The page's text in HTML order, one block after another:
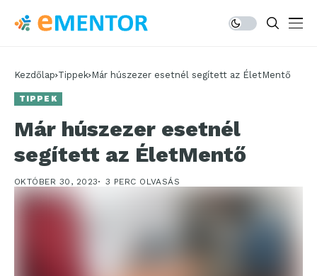
Kezdőlap Tippek Már húszezer esetnél segített az ÉletMentő
TIPPEK
Már húszezer esetnél
segített az ÉletMentő
OKTÓBER 30, 2023 3 PERC OLVASÁS